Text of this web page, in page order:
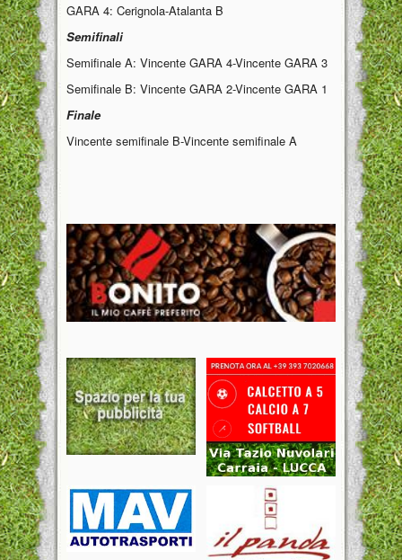
GARA 4: Cerignola-Atalanta B
Semifinali
Semifinale A: Vincente GARA 4-Vincente GARA 3
Semifinale B: Vincente GARA 2-Vincente GARA 1
Finale
Vincente semifinale B-Vincente semifinale A